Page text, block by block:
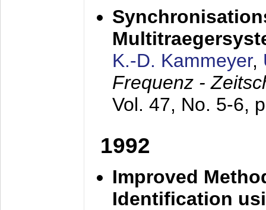
K.-D. Kammeyer,
Frequenz -
Vol. 47, No. 5-6,
1992
Improved
Identification